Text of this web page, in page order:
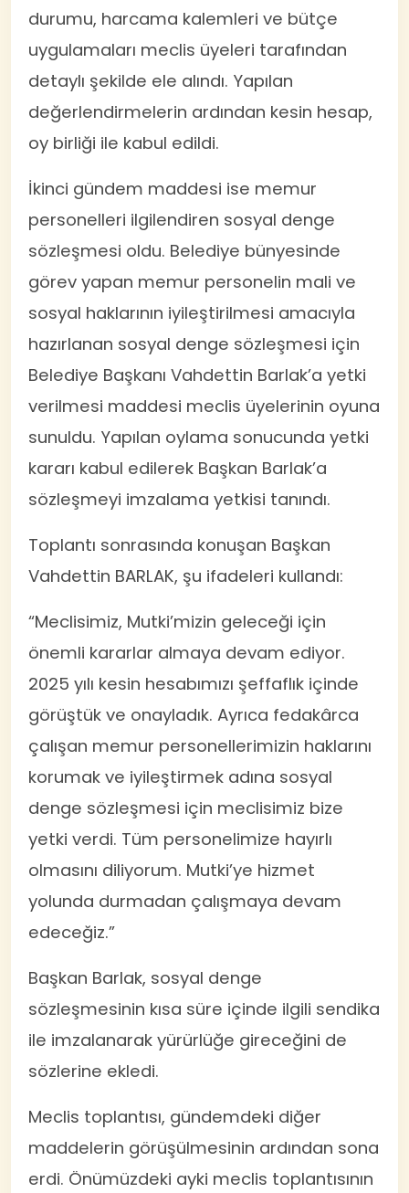
durumu, harcama kalemleri ve bütçe
uygulamaları meclis üyeleri tarafından
detaylı şekilde ele alındı. Yapılan
değerlendirmelerin ardından kesin hesap,
oy birliği ile kabul edildi.
İkinci gündem maddesi ise memur
personelleri ilgilendiren sosyal denge
sözleşmesi oldu. Belediye bünyesinde
görev yapan memur personelin mali ve
sosyal haklarının iyileştirilmesi amacıyla
hazırlanan sosyal denge sözleşmesi için
Belediye Başkanı Vahdettin Barlak’a yetki
verilmesi maddesi meclis üyelerinin oyuna
sunuldu. Yapılan oylama sonucunda yetki
kararı kabul edilerek Başkan Barlak’a
sözleşmeyi imzalama yetkisi tanındı.
Toplantı sonrasında konuşan Başkan
Vahdettin BARLAK, şu ifadeleri kullandı:
“Meclisimiz, Mutki’mizin geleceği için
önemli kararlar almaya devam ediyor.
2025 yılı kesin hesabımızı şeffaflık içinde
görüştük ve onayladık. Ayrıca fedakârca
çalışan memur personellerimizin haklarını
korumak ve iyileştirmek adına sosyal
denge sözleşmesi için meclisimiz bize
yetki verdi. Tüm personelimize hayırlı
olmasını diliyorum. Mutki’ye hizmet
yolunda durmadan çalışmaya devam
edeceğiz.”
Başkan Barlak, sosyal denge
sözleşmesinin kısa süre içinde ilgili sendika
ile imzalanarak yürürlüğe gireceğini de
sözlerine ekledi.
Meclis toplantısı, gündemdeki diğer
maddelerin görüşülmesinin ardından sona
erdi. Önümüzdeki ayki meclis toplantısının